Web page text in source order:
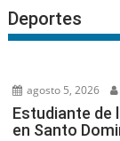
Deportes
agosto 5, 2026
Estudiante de
en Santo